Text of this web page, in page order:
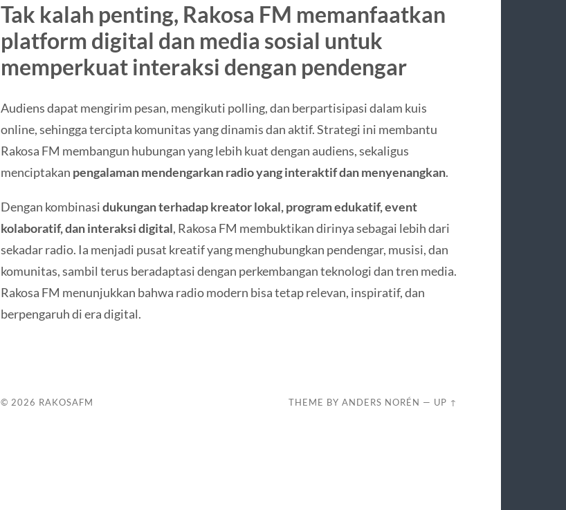
Tak kalah penting, Rakosa FM memanfaatkan
platform digital dan media sosial untuk
memperkuat interaksi dengan pendengar
Audiens dapat mengirim pesan, mengikuti polling, dan berpartisipasi dalam kuis
online, sehingga tercipta komunitas yang dinamis dan aktif. Strategi ini membantu
Rakosa FM membangun hubungan yang lebih kuat dengan audiens, sekaligus
menciptakan pengalaman mendengarkan radio yang interaktif dan menyenangkan.
Dengan kombinasidukungan terhadap kreator lokal, program edukatif, event
kolaboratif, dan interaksi digital, Rakosa FM membuktikan dirinya sebagai lebih dari
sekadar radio. Ia menjadi pusat kreatif yang menghubungkan pendengar, musisi, dan
komunitas, sambil terus beradaptasi dengan perkembangan teknologi dan tren media.
Rakosa FM menunjukkan bahwa radio modern bisa tetap relevan, inspiratif, dan
berpengaruh di era digital.
© 2026 RAKOSAFM THEME BYANDERS NORÉN — UP ↑